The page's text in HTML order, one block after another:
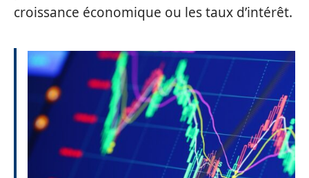
croissance économique ou les taux d’intérêt.